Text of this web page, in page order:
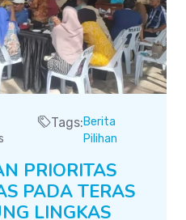
Tags:Berita
Pilihan
PRIORITAS
PADA TERAS
LINGKAS